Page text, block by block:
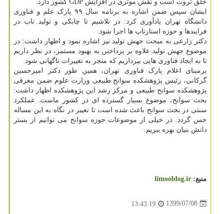
خلق ثروت است و نقش موثری در افزایش GDP کشور دارد.
ایشان سپس ضمن اشاره به برنامه سال ۹۹ پارک علم و فناوری
دانشگاه تهران یادآوری کرد: در تلاشیم تا چابکی و تولید ناب در
فرایندها و حوزه استارتاپ ها اجرا شود.
دکتر زارعی به مبحث جهش تولید نیز اشاره نمود و اظهار داشت: در
موضوع جهش تولید علاوه بر پرداختن به بهبود مستمر، در نظر داریم
تا به ایجاد فناوری هایی بپردازیم که منجر به تغییرات ناگهانی شود.
برمبنای اعلام پارک فناوری تهران، همین طور دکتر امیرحسین
گرکانی، رئیس پژوهشکده سوانح طبیعی وزارت علوم ضمن معرفی
پژوهشکده سوانح طبیعی و مرکز رشد این پژوهشکده اظهار داشت:
بحث سوانح، موضوع بسیار گسترده ای در کشور ماست. عملکرد
سنتی در بحث سوانح باعث شده است تا تغییر در نگاه به این مساله
حس گردد. در خیلی از موضوعات حوزه سوانح می توانیم از بستر
دانش بنیان بهره ببریم.
منبع: limooblog.ir
1399/07/08
13:43:19